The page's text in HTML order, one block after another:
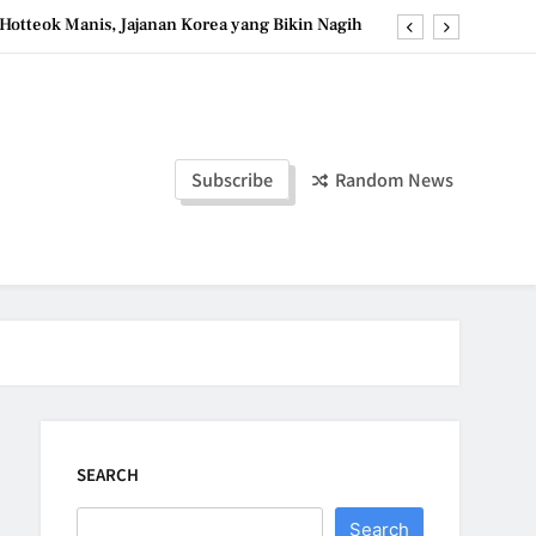
Hotteok Manis, Jajanan Korea yang Bikin Nagih
the Simple Ingredients That Make It Perfect
Tzatziki Yogurt Saus Segar Favorit Mediterania
Subscribe Random News
SEARCH
Search